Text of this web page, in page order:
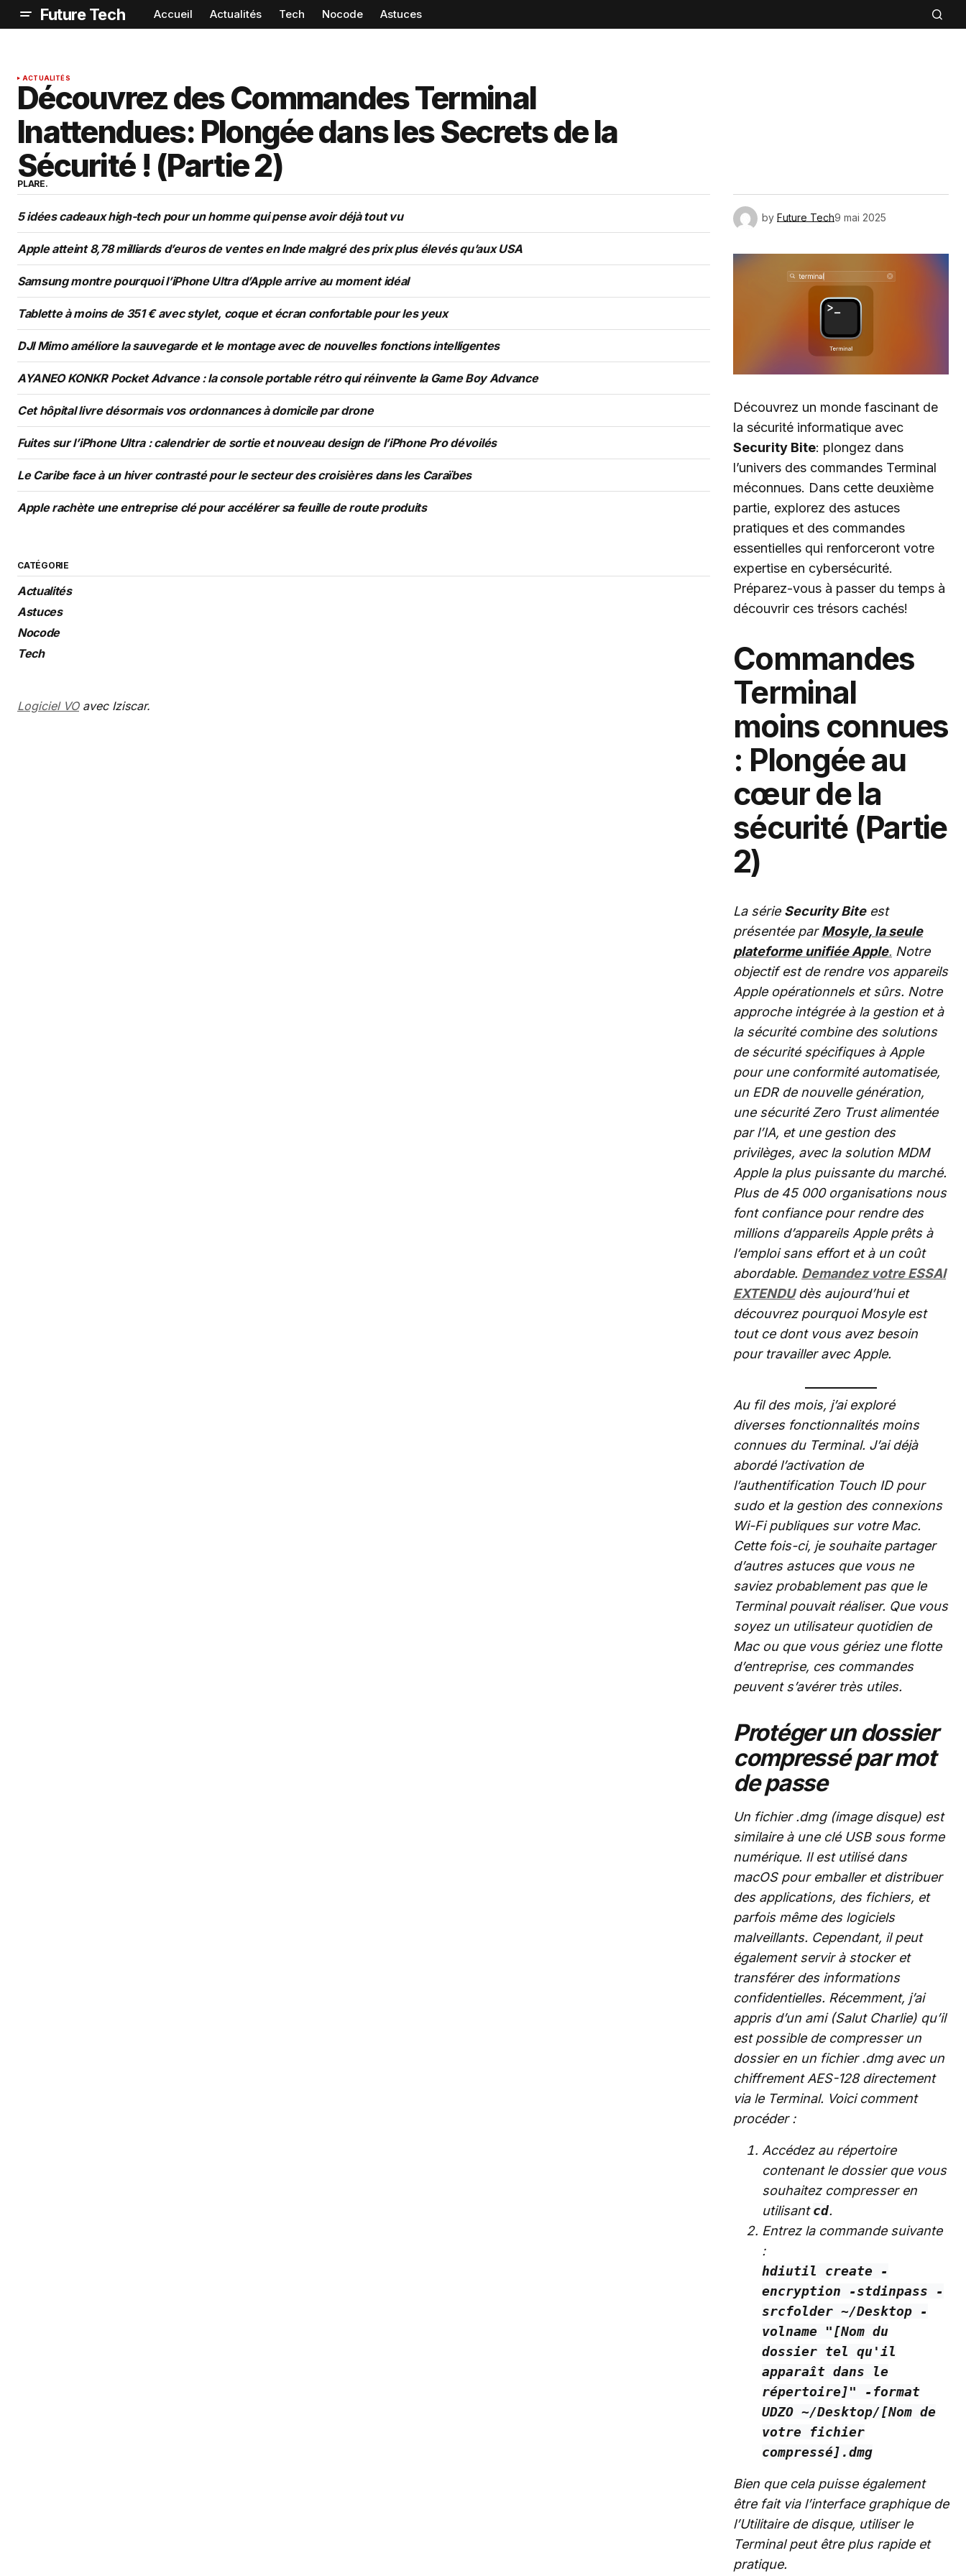
Future Tech Accueil Actualités Tech Nocode Astuces
ACTUALITÉS
Découvrez des Commandes Terminal
Inattendues: Plongée dans les Secrets de la
Sécurité ! (Partie 2)
by Future Tech9 mai 2025
Découvrez un monde fascinant de
la sécurité informatique avec
Security Bite: plongez dans
l’univers des commandes Terminal
méconnues. Dans cette deuxième
partie, explorez des astuces
pratiques et des commandes
essentielles qui renforceront votre
expertise en cybersécurité.
Préparez-vous à passer du temps à
découvrir ces trésors cachés!
Commandes
Terminal
moins connues
: Plongée au
cœur de la
sécurité (Partie
2)
La série Security Biteest
présentée parMosyle, la seule
plateforme unifiée Apple. Notre
objectif est de rendre vos appareils
Apple opérationnels et sûrs. Notre
approche intégrée à la gestion et à
la sécurité combine des solutions
de sécurité spécifiques à Apple
pour une conformité automatisée,
un EDR de nouvelle génération,
une sécurité Zero Trust alimentée
par l’IA, et une gestion des
privilèges, avec la solution MDM
Apple la plus puissante du marché.
Plus de 45 000 organisations nous
font confiance pour rendre des
millions d’appareils Apple prêts à
l’emploi sans effort et à un coût
abordable. Demandez votre ESSAI
EXTENDUdès aujourd’hui et
découvrez pourquoi Mosyle est
tout ce dont vous avez besoin
pour travailler avec Apple.
Au fil des mois, j’ai exploré
diverses fonctionnalités moins
connues du Terminal. J’ai déjà
abordé l’activation de
l’authentification Touch ID pour
sudo et la gestion des connexions
Wi-Fi publiques sur votre Mac.
Cette fois-ci, je souhaite partager
d’autres astuces que vous ne
saviez probablement pas que le
Terminal pouvait réaliser. Que vous
soyez un utilisateur quotidien de
Mac ou que vous gériez une flotte
d’entreprise, ces commandes
peuvent s’avérer très utiles.
Protéger un dossier
compressé par mot
de passe
Un fichier .dmg (image disque) est
similaire à une clé USB sous forme
numérique. Il est utilisé dans
macOS pour emballer et distribuer
des applications, des fichiers, et
parfois même des logiciels
malveillants. Cependant, il peut
également servir à stocker et
transférer des informations
confidentielles. Récemment, j’ai
appris d’un ami (Salut Charlie) qu’il
est possible de compresser un
dossier en un fichier .dmg avec un
chiffrement AES-128 directement
via le Terminal. Voici comment
procéder :
Accédez au répertoire
contenant le dossier que vous
souhaitez compresser en
utilisantcd.
Entrez la commande suivante
:
hdiutil create -
encryption -stdinpass -
srcfolder ~/Desktop -
volname "[Nom du
dossier tel qu'il
apparaît dans le
répertoire]" -format
UDZO ~/Desktop/[Nom de
votre fichier
compressé].dmg
Bien que cela puisse également
être fait via l’interface graphique de
l’Utilitaire de disque, utiliser le
Terminal peut être plus rapide et
pratique.
PLARE.
5 idées cadeaux high-tech pour un homme qui pense avoir déjà tout vu
Apple atteint 8,78 milliards d’euros de ventes en Inde malgré des prix plus élevés qu’aux USA
Samsung montre pourquoi l’iPhone Ultra d’Apple arrive au moment idéal
Tablette à moins de 351 € avec stylet, coque et écran confortable pour les yeux
DJI Mimo améliore la sauvegarde et le montage avec de nouvelles fonctions intelligentes
AYANEO KONKR Pocket Advance : la console portable rétro qui réinvente la Game Boy Advance
Cet hôpital livre désormais vos ordonnances à domicile par drone
Fuites sur l’iPhone Ultra : calendrier de sortie et nouveau design de l’iPhone Pro dévoilés
Le Caribe face à un hiver contrasté pour le secteur des croisières dans les Caraïbes
Apple rachète une entreprise clé pour accélérer sa feuille de route produits
CATÉGORIE
Actualités
Astuces
Nocode
Tech
Logiciel VOavec Iziscar.